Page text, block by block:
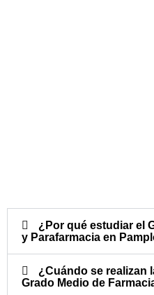
¿Por qué estudiar el
y Parafarmacia en
¿Cuándo se realizan
Grado Medio de